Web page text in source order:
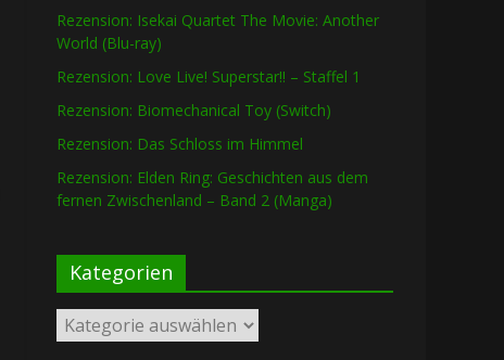
Rezension: Isekai Quartet The Movie: Another
World (Blu-ray)
Rezension: Love Live! Superstar!! – Staffel 1
Rezension: Biomechanical Toy (Switch)
Rezension: Das Schloss im Himmel
Rezension: Elden Ring: Geschichten aus dem
fernen Zwischenland – Band 2 (Manga)
Kategorien
Kategorien